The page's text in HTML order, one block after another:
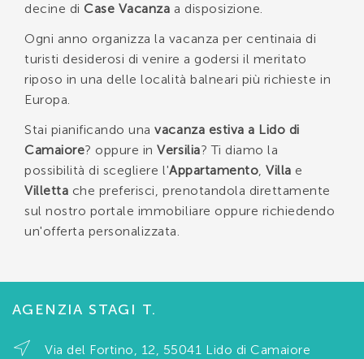
decine di Case Vacanza a disposizione.
Ogni anno organizza la vacanza per centinaia di
turisti desiderosi di venire a godersi il meritato
riposo in una delle località balneari più richieste in
Europa.
Stai pianificando unavacanza estiva a Lido di
Camaiore? oppure inVersilia? Ti diamo la
possibilità di scegliere l'Appartamento,Villa e
Villetta che preferisci, prenotandola direttamente
sul nostro portale immobiliare oppure richiedendo
un'offerta personalizzata.
AGENZIA STAGI T.
Via del Fortino, 12, 55041 Lido di Camaiore